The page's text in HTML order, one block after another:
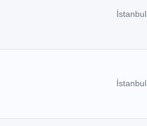
İstanbul
İstanbul